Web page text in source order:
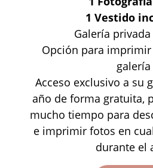
1 Vestido
Galería
Opción para
galería
Acceso exclusivo a su
año de forma gratuita,
mucho tiempo para
e imprimir fotos en
durante el